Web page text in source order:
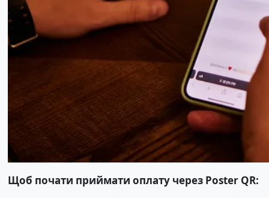
Щоб почати приймати оплату через Poster QR: